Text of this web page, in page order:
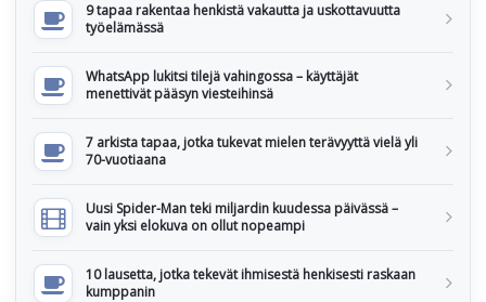
9 tapaa rakentaa henkistä vakautta ja uskottavuutta
työelämässä
WhatsApp lukitsi tilejä vahingossa – käyttäjät
menettivät pääsyn viesteihinsä
7 arkista tapaa, jotka tukevat mielen terävyyttä vielä yli
70-vuotiaana
Uusi Spider-Man teki miljardin kuudessa päivässä –
vain yksi elokuva on ollut nopeampi
10 lausetta, jotka tekevät ihmisestä henkisesti raskaan
kumppanin